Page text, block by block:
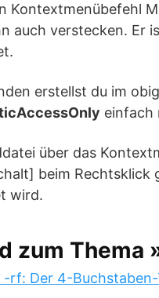
Kontextmenübefehl
auch verstecken. Er
erstellst du im
einfach
über das
beim
wird.
zum Thema
-rf: Der 4-